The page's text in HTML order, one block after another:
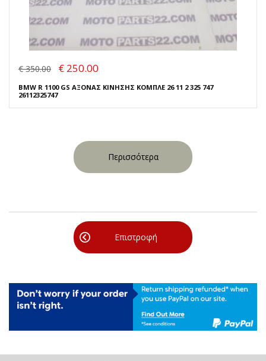
€ 350.00 € 250.00
BMW R 1100 GS ΑΞΟΝΑΣ ΚΙΝΗΣΗΣ ΚΟΜΠΛΕ 26 11 2 325 747
26112325747
Περισσότερα
Επιστροφή